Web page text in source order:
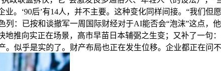
。‘90后’有14人，并不主要。这种变化同样间接。“我们但
：已按和谈撤军一周国际财经对于AI能否会“泡沫”这点，
推向实正在场景，高市早苗日本辅弼之生变；又补了一句
似乎是实的了。财产布局也正在发生位移。企业都正在问